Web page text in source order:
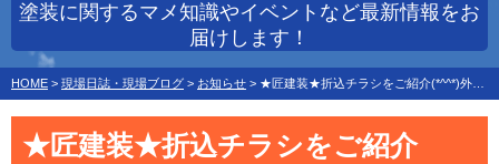
塗装に関するマメ知識やイベントなど最新情報をお
届けします！
HOME > 現場日誌・現場ブログ > お知らせ > ★匠建装★折込チラシをご紹介(*^^*)外壁塗装&屋根塗装&雨漏り専門店
★匠建装★折込チラシをご紹介